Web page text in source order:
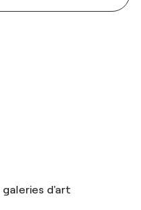
galeries d'art